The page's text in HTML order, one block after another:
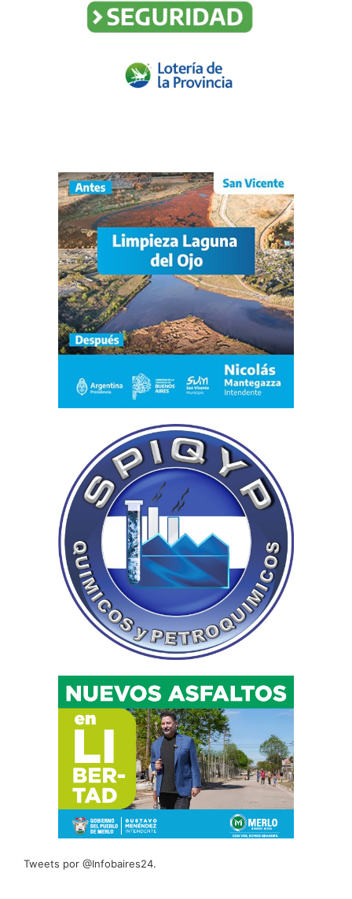
Tweets por @Infobaires24.